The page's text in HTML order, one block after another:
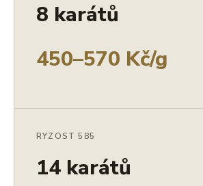
8 karátů
450–570 Kč/g
RYZOST 585
14 karátů